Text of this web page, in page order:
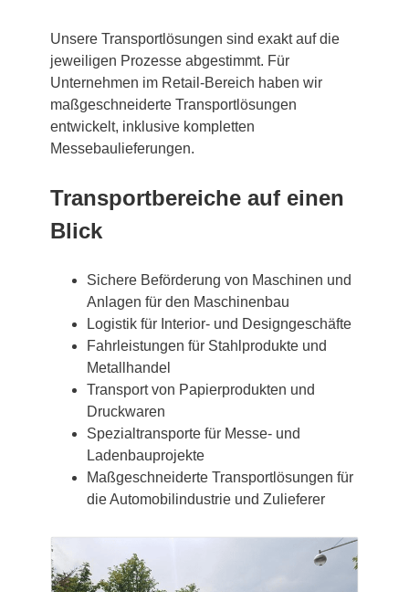
Unsere Transportlösungen sind exakt auf die
jeweiligen Prozesse abgestimmt. Für
Unternehmen im Retail-Bereich haben wir
maßgeschneiderte Transportlösungen
entwickelt, inklusive kompletten
Messebaulieferungen.
Transportbereiche auf einen
Blick
Sichere Beförderung von Maschinen und
Anlagen für den Maschinenbau
Logistik für Interior- und Designgeschäfte
Fahrleistungen für Stahlprodukte und
Metallhandel
Transport von Papierprodukten und
Druckwaren
Spezialtransporte für Messe- und
Ladenbauprojekte
Maßgeschneiderte Transportlösungen für
die Automobilindustrie und Zulieferer